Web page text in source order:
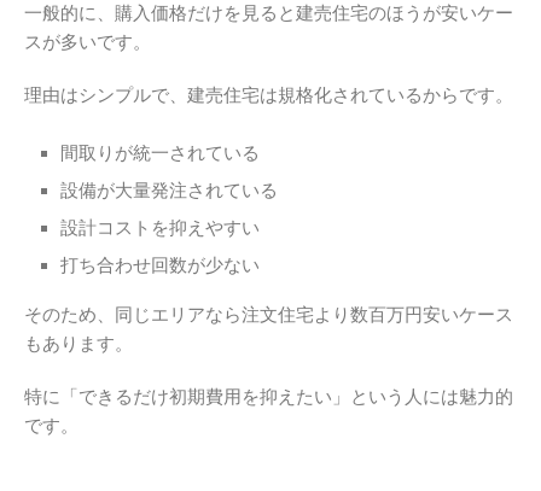
一般的に、購入価格だけを見ると建売住宅のほうが安いケー
スが多いです。
理由はシンプルで、建売住宅は規格化されているからです。
間取りが統一されている
設備が大量発注されている
設計コストを抑えやすい
打ち合わせ回数が少ない
そのため、同じエリアなら注文住宅より数百万円安いケース
もあります。
特に「できるだけ初期費用を抑えたい」という人には魅力的
です。